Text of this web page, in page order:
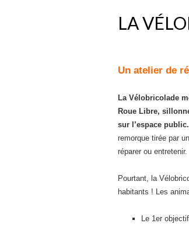
LA
Un atelier de
La Vélobricolade
Roue Libre,
sur l’espace public.
remorque tirée par
réparer ou entretenir.
Pourtant, la
habitants ! Les
Le 1er